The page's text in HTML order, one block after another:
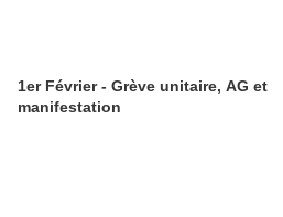
1er Février - Grève unitaire, AG et
manifestation